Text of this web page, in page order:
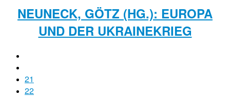
NEUNECK, GÖTZ (HG.): EUROPA
UND DER UKRAINEKRIEG
21
22